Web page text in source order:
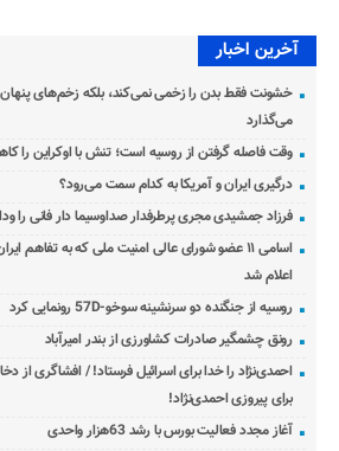
آخرین اخبار
خشونت فقط بدن را زخمی نمی‌کند، بلکه زخم‌های پنهان
می‌گذارد
وقت فاصله گرفتن از روسیه است؛ تنش با اوکراین را
درگیری ایران و آمریکا به کدام سمت می‌رود؟
فرزاد جمشیدی مجری پرطرفدار صداوسیما دار فانی را
اسامی ۱۱ عضو شورای عالی امنیت ملی که به تفاهم
اعلام شد
روسیه از جنگنده دو سرنشینه سوخو-57D رونمایی کرد
رونق چشمگیر صادرات کشاورزی از بندر امیرآباد
برای پیروزی احمدی‌نژاد!
آغاز مجدد فعالیت بورس با رشد 63هزار واحدی